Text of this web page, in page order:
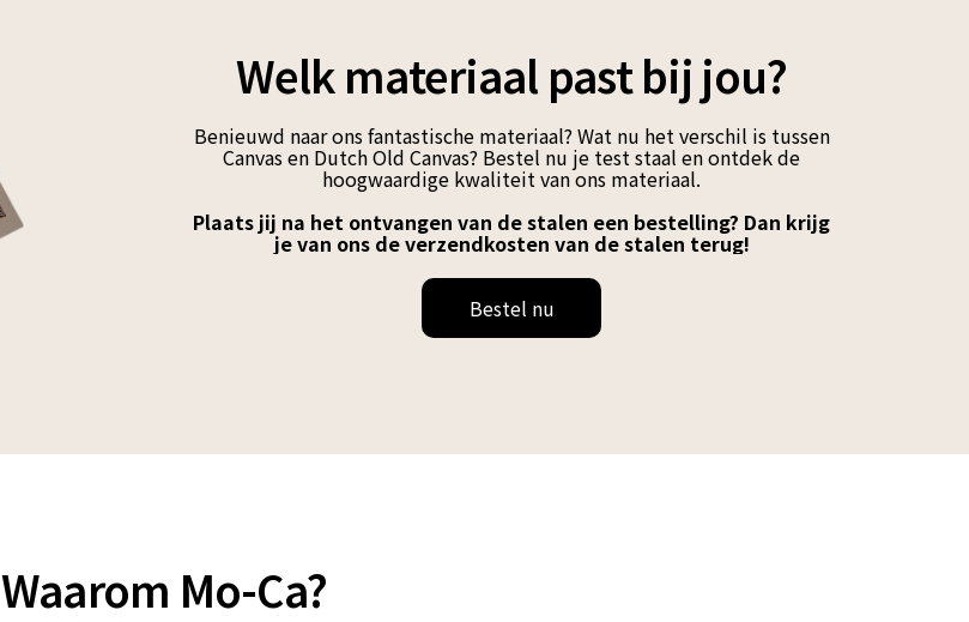
Welk materiaal past bij jou?
Benieuwd naar ons fantastische materiaal? Wat nu het verschil is tussen
Canvas en Dutch Old Canvas? Bestel nu je test staal en ontdek de
hoogwaardige kwaliteit van ons materiaal.
Plaats jij na het ontvangen van de stalen een bestelling? Dan krijg
je van ons de verzendkosten van de stalen terug!
Bestel nu
Waarom Mo-Ca?